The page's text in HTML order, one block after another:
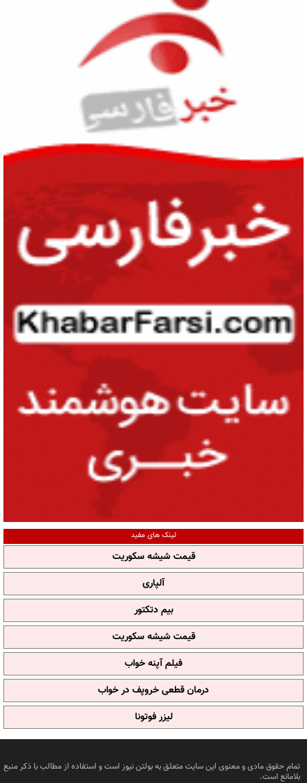
لینک های مفید
قیمت شیشه سکوریت
آلپاری
بیم دتکتور
قیمت شیشه سکوریت
فیلم آپنه خواب
درمان قطعی خروپف در خواب
لیزر فوتونا
تمام حقوق مادی و معنوی این سایت متعلق به بولتن نیوز است و استفاده از مطالب با ذکر منبع
بلامانع است.